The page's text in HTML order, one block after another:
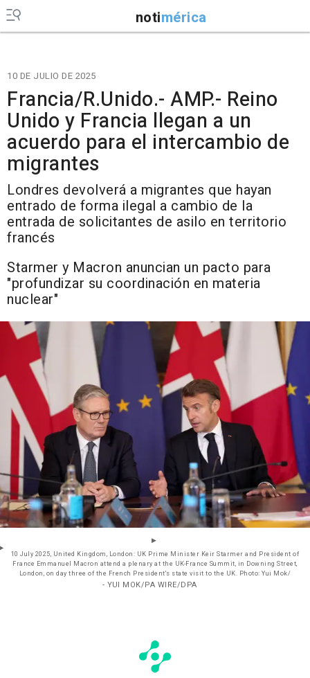
notimérica
10 DE JULIO DE 2025
Francia/R.Unido.- AMP.- Reino
Unido y Francia llegan a un
acuerdo para el intercambio de
migrantes
Londres devolverá a migrantes que hayan
entrado de forma ilegal a cambio de la
entrada de solicitantes de asilo en territorio
francés
Starmer y Macron anuncian un pacto para
"profundizar su coordinación en materia
nuclear"
10 July 2025, United Kingdom, London: UK Prime Minister Keir Starmer and President of
France Emmanuel Macron attend a plenary at the UK-France Summit, in Downing Street,
London, on day three of the French President's state visit to the UK. Photo: Yui Mok/
- YUI MOK/PA WIRE/DPA